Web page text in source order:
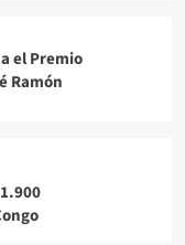
el Premio
Ramón